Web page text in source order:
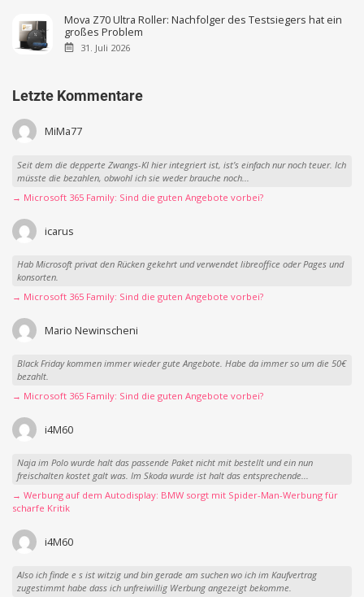
Mova Z70 Ultra Roller: Nachfolger des Testsiegers hat ein
großes Problem
31. Juli 2026
Letzte Kommentare
MiMa77
Seit dem die depperte Zwangs-KI hier integriert ist, ist’s einfach nur noch teuer. Ich
müsste die bezahlen, obwohl ich sie weder brauche noch...
→ Microsoft 365 Family: Sind die guten Angebote vorbei?
icarus
Hab Microsoft privat den Rücken gekehrt und verwendet libreoffice oder Pages und
konsorten.
→ Microsoft 365 Family: Sind die guten Angebote vorbei?
Mario Newinscheni
Black Friday kommen immer wieder gute Angebote. Habe da immer so um die 50€
bezahlt.
→ Microsoft 365 Family: Sind die guten Angebote vorbei?
i4M60
Naja im Polo wurde halt das passende Paket nicht mit bestellt und ein nun
freischalten kostet galt was. Im Skoda wurde ist halt das entsprechende...
→ Werbung auf dem Autodisplay: BMW sorgt mit Spider-Man-Werbung für
scharfe Kritik
i4M60
Also ich finde e s ist witzig und bin gerade am suchen wo ich im Kaufvertrag
zugestimmt habe dass ich unfreiwillig Werbung angezeigt bekomme.